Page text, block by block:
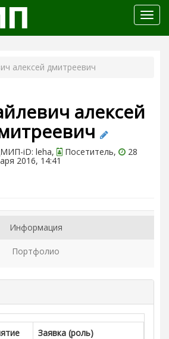
меню
алексей дмитреевич
алексей
iD: leha, Посетитель, 28
2016, 14:41
Информация
Портфолио
Заявка (роль)